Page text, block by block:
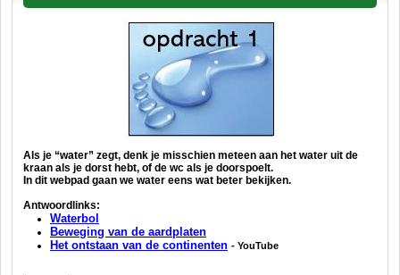
Als je “water” zegt, denk je misschien meteen aan het water uit de
kraan als je dorst hebt, of de wc als je doorspoelt.
In dit webpad gaan we water eens wat beter bekijken.
Antwoordlinks:
Waterbol
Beweging van de aardplaten
Het ontstaan van de continenten - YouTube